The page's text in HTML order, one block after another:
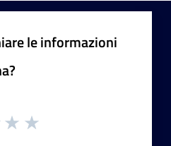
le informazioni